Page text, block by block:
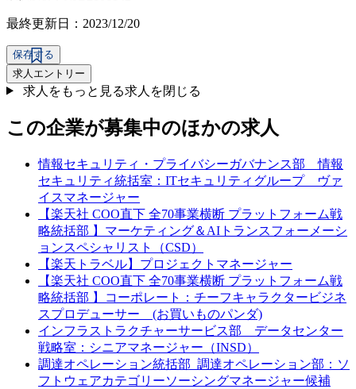
最終更新日：2023/12/20
保存する
求人エントリー
求人をもっと見る求人を閉じる
この企業が募集中のほかの求人
情報セキュリティ・プライバシーガバナンス部 情報
セキュリティ統括室：ITセキュリティグループ ヴァ
イスマネージャー
【楽天社 COO直下 全70事業横断 プラットフォーム戦
略統括部 】マーケティング＆AIトランスフォーメーシ
ョンスペシャリスト（CSD）
【楽天トラベル】プロジェクトマネージャー
【楽天社 COO直下 全70事業横断 プラットフォーム戦
略統括部 】コーポレート：チーフキャラクタービジネ
スプロデューサー (お買いものパンダ)
インフラストラクチャーサービス部 データセンター
戦略室：シニアマネージャー（INSD）
調達オペレーション統括部_調達オペレーション部：ソ
フトウェアカテゴリーソーシングマネージャー候補